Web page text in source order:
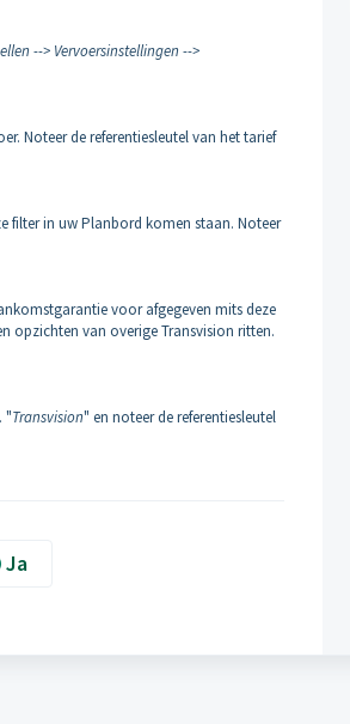
--> Vervoersinstellingen -->
Noteer de referentiesleutel van het tarief
filter in uw Planbord komen staan. Noteer
voor afgegeven mits deze
opzichten van overige Transvision ritten.
"Transvision" en noteer de referentiesleutel
Ja